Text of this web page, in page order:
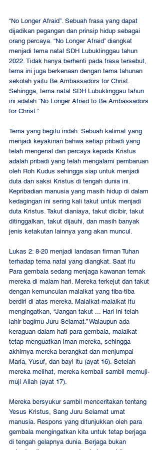
“No Longer Afraid”. Sebuah frasa yang dapat
dijadikan pegangan dan prinsip hidup sebagai
orang percaya. “No Longer Afraid” diangkat
menjadi tema natal SDH Lubuklinggau tahun
2022. Tidak hanya berhenti pada frasa tersebut,
tema ini juga berkenaan dengan tema tahunan
sekolah yaitu Be Ambassadors for Christ.
Sehingga, tema natal SDH Lubuklinggau tahun
ini adalah “No Longer Afraid to Be Ambassadors
for Christ.”
Tema yang begitu indah. Sebuah kalimat yang
menjadi keyakinan bahwa setiap pribadi yang
telah mengenal dan percaya kepada Kristus
adalah pribadi yang telah mengalami pembaruan
oleh Roh Kudus sehingga siap untuk menjadi
duta dan saksi Kristus di tengah dunia ini.
Kepribadian manusia yang masih hidup di dalam
kedagingan ini sering kali takut untuk menjadi
duta Kristus. Takut dianiaya, takut dicibir, takut
ditinggalkan, takut dijauhi, dan masih banyak
jenis ketakutan lainnya yang akan muncul.
Lukas 2: 8-20 menjadi landasan firman Tuhan
terhadap tema natal yang diangkat. Saat itu
Para gembala sedang menjaga kawanan ternak
mereka di malam hari. Mereka terkejut dan takut
dengan kemunculan malaikat yang tiba-tiba
berdiri di atas mereka. Malaikat-malaikat itu
mengingatkan, “Jangan takut ... Hari ini telah
lahir bagimu Juru Selamat.” Walaupun ada
keraguan dalam hati para gembala, malaikat
tetap menguatkan iman mereka, sehingga
akhirnya mereka berangkat dan menjumpai
Maria, Yusuf, dan bayi itu (ayat 16). Setelah
mereka melihat, mereka kembali sambil memuji-
muji Allah (ayat 17).
Mereka bersyukur sambil menceritakan tentang
Yesus Kristus, Sang Juru Selamat umat
manusia. Respons yang ditunjukkan oleh para
gembala mengingatkan kita untuk tetap berjaga
di tengah gelapnya dunia. Berjaga bukan